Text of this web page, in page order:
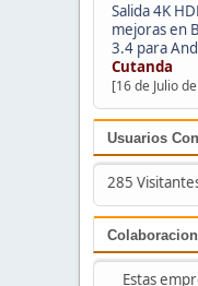
Salida 4K
mejoras en
3.4 para
Cutanda
[16 de Julio
Usuarios
285
Estas